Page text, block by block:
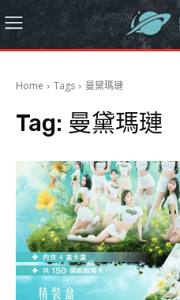
Home Tags 曼黛瑪璉
Tag: 曼黛瑪璉